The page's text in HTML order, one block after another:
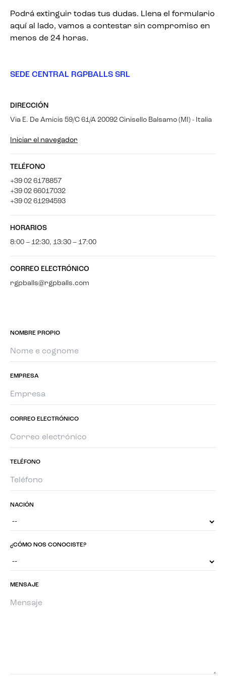
Podrá extinguir todas tus dudas. Llena el formulario
aquí al lado, vamos a contestar sin compromiso en
menos de 24 horas.
SEDE CENTRAL RGPBALLS SRL
DIRECCIÓN
Via E. De Amicis 59/C 61/A 20092 Cinisello Balsamo (MI) - Italia
Iniciar el navegador
TELÉFONO
+39 02 6178857
+39 02 66017032
+39 02 61294593
HORARIOS
8:00 – 12:30, 13:30 – 17:00
CORREO ELECTRÓNICO
rgpballs@rgpballs.com
NOMBRE PROPIO
EMPRESA
CORREO ELECTRÓNICO
TELÉFONO
NACIÓN
¿CÓMO NOS CONOCISTE?
MENSAJE